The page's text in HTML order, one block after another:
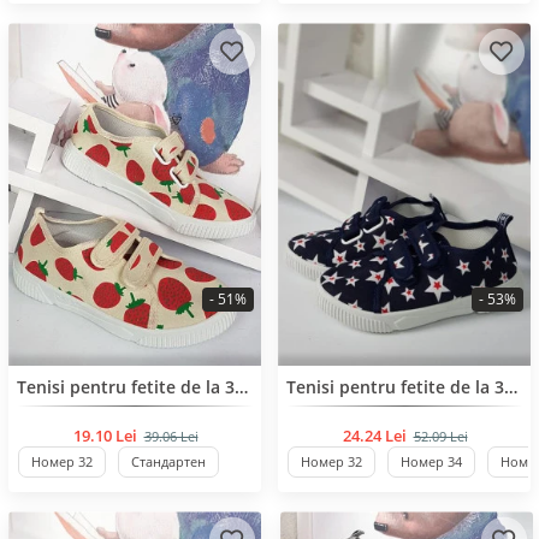
BESTSELLERTenisi pentru fetite de la 31 pana la 37 de numar
19.10 Lei 39.06 Lei
- 51%
Номер 32 Стандартен
Tenisi pentru fetite de la 32 pana la 37 de numar
24.24 Lei 52.09 Lei
- 53%
Номер 32 Номер 34